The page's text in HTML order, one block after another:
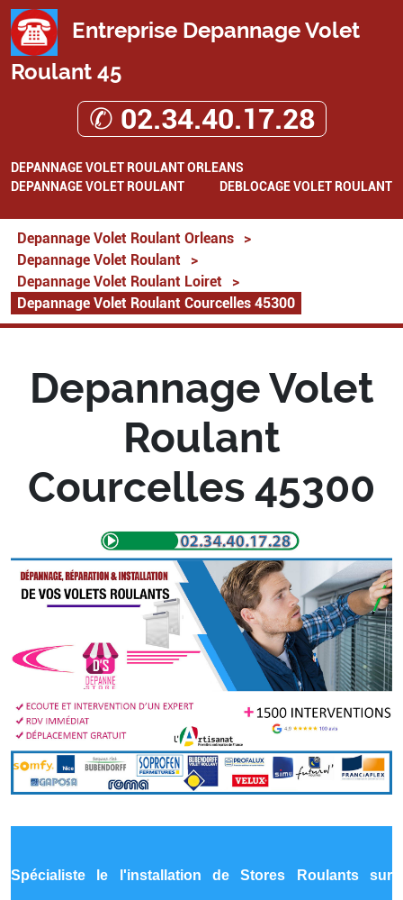
Entreprise Depannage Volet
Roulant 45
✆ 02.34.40.17.28
DEPANNAGE VOLET ROULANT ORLEANS
DEPANNAGE VOLET ROULANT
DEBLOCAGE VOLET ROULANT
Depannage Volet Roulant Orleans
>
Depannage Volet Roulant
>
Depannage Volet Roulant Loiret
>
Depannage Volet Roulant Courcelles 45300
Depannage Volet
Roulant
Courcelles 45300
Spécialiste le l'installation de Stores Roulants sur